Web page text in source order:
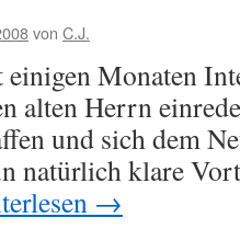
von C.J.
Monaten
alten Herrn
und sich dem
natürlich klare
→